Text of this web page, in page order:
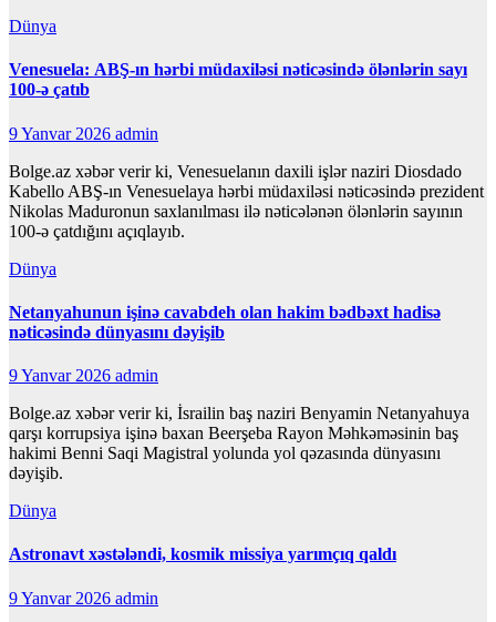
Dünya
Venesuela: ABŞ-ın hərbi müdaxiləsi nəticəsində ölənlərin sayı
100-ə çatıb
9 Yanvar 2026 admin
Bolge.az xəbər verir ki, Venesuelanın daxili işlər naziri Diosdado
Kabello ABŞ-ın Venesuelaya hərbi müdaxiləsi nəticəsində prezident
Nikolas Maduronun saxlanılması ilə nəticələnən ölənlərin sayının
100-ə çatdığını açıqlayıb.
Dünya
Netanyahunun işinə cavabdeh olan hakim bədbəxt hadisə
nəticəsində dünyasını dəyişib
9 Yanvar 2026 admin
Bolge.az xəbər verir ki, İsrailin baş naziri Benyamin Netanyahuya
qarşı korrupsiya işinə baxan Beerşeba Rayon Məhkəməsinin baş
hakimi Benni Saqi Magistral yolunda yol qəzasında dünyasını
dəyişib.
Dünya
Astronavt xəstələndi, kosmik missiya yarımçıq qaldı
9 Yanvar 2026 admin